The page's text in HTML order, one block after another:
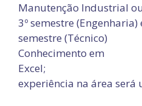
Manutenção Industrial
3º semestre
semestre
Conhecimento em
Excel; –
experiência na área será